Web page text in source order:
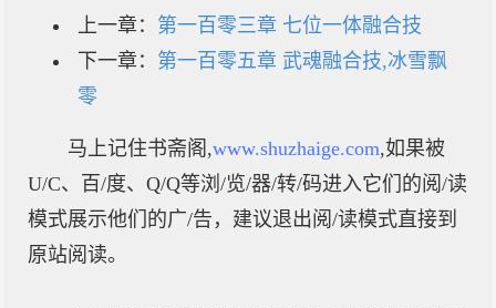
上一章： 第一百零三章 七位一体融合技
下一章： 第一百零五章 武魂融合技,冰雪飘
零
马上记住书斋阁,www.shuzhaige.com,如果被
U/C、百/度、Q/Q等浏/览/器/转/码进入它们的阅/读
模式展示他们的广/告，建议退出阅/读模式直接到
原站阅读。